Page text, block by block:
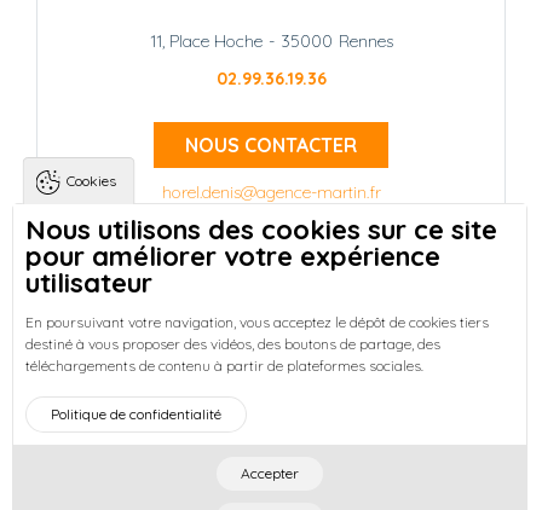
11, Place Hoche - 35000 Rennes
02.99.36.19.36
NOUS CONTACTER
horel.denis@agence-martin.fr
Landing pagesQui sommes-nous ?
-
Réussir votre achat immobilier à Rennes
-
Découvrez nos programmes neufs à Rennes
Entreprises : Bureaux & Commerces
Footer : Menu
Accueil Honoraires
Plan du site
Actualités
Cookies
Nous utilisons des cookies sur ce site
pour améliorer votre expérience
utilisateur
En poursuivant votre navigation, vous acceptez le dépôt de cookies tiers
destiné à vous proposer des vidéos, des boutons de partage, des
téléchargements de contenu à partir de plateformes sociales.
Politique de confidentialité
Accepter